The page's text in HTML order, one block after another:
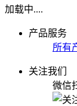
加载中....
产品服务
所有
关注我们
微信